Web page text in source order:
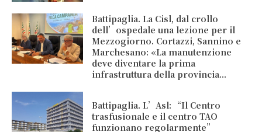
Battipaglia. La Cisl, dal crollo
dell’ospedale una lezione per il
Mezzogiorno. Cortazzi, Sannino e
Marchesano: «La manutenzione
deve diventare la prima
infrastruttura della provincia...
Battipaglia. L’Asl: “Il Centro
trasfusionale e il centro TAO
funzionano regolarmente”